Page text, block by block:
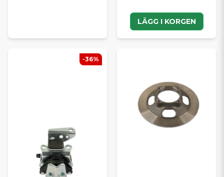
LÄGG I KORGEN
-36%